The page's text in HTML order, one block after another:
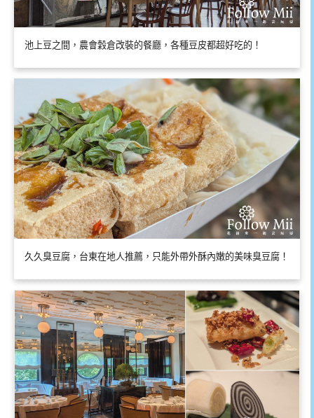
池上豆之間，農會穀倉改裝的餐廳，各種豆皮都超好吃的！
久久臭豆腐，台東在地人推薦，只能外帶外酥內嫩的美味臭豆腐！